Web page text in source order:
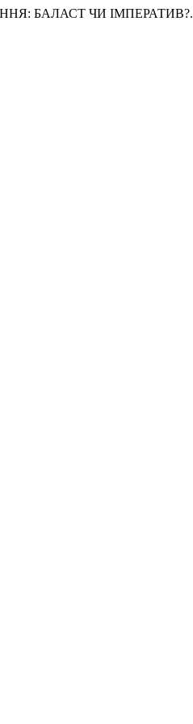
БАЛАСТ ЧИ ІМПЕРАТИВ?.